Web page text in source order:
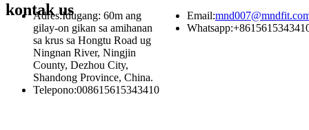
kontakus
Adres:Idugang: 60m ang
gilay-on gikan sa amihanan
sa krus sa Hongtu Road ug
Ningnan River, Ningjin
County, Dezhou City,
Shandong Province, China.
Telepono:008615615343410
Email:
Whatsapp: